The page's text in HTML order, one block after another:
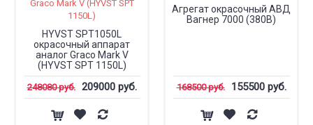
HYVST SPT1050L
окрасочный аппарат
аналог Graco Mark V
(HYVST SPT 1150L)
248080 руб. 209000 руб.
Агрегат окрасочный АВД
Вагнер 7000 (380В)
168500 руб. 155500 руб.